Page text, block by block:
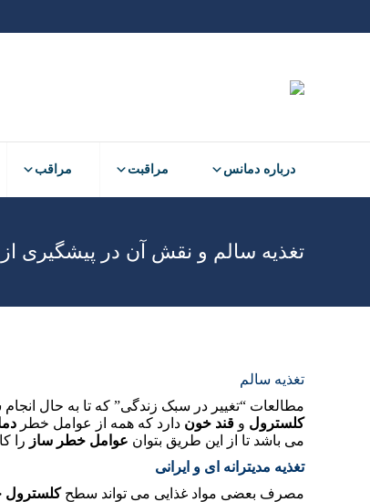
درباره دمانس مراقبت مراقب
تغذیه سالم و نقش آن در پیشگیری از
تغذیه سالم
مطالعات “تغییر در سبک زندگی” که تا به حال
کلسترول و قند خون دارد که همه از عوامل خطر
می باشد تا از این طریق بتوان عوامل خطر ساز را
تغذیه مدیترانه ای و ایرانی
مصرف بعضی مواد غذایی می تواند سطحکلسترول